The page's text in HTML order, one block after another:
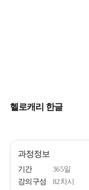
헬로캐리 한글
과정정보
기간
365일
강의구성
82차시